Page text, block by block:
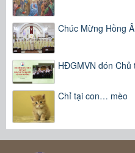
Chúc Mừng Hồng
HĐGMVN đón
Chỉ tại con… mèo